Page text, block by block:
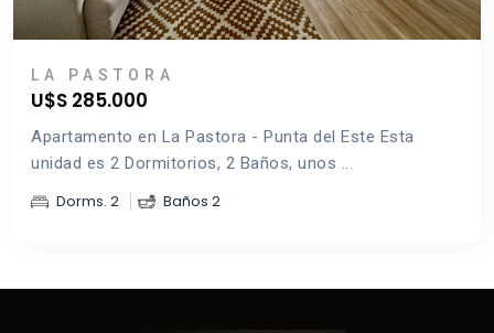
LA PASTORA
U$S 285.000
Apartamento en La Pastora - Punta del Este Esta
unidad es 2 Dormitorios, 2 Baños, unos ...
Dorms. 2 Baños 2